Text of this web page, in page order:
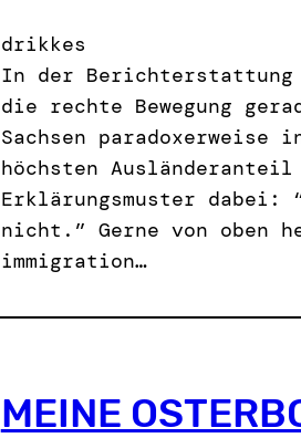
drikkes
In der Berichterstattung
die rechte Bewegung
Sachsen paradoxerweise
höchsten
Erklärungsmuster
nicht.” Gerne von oben
immigration…
MEINE